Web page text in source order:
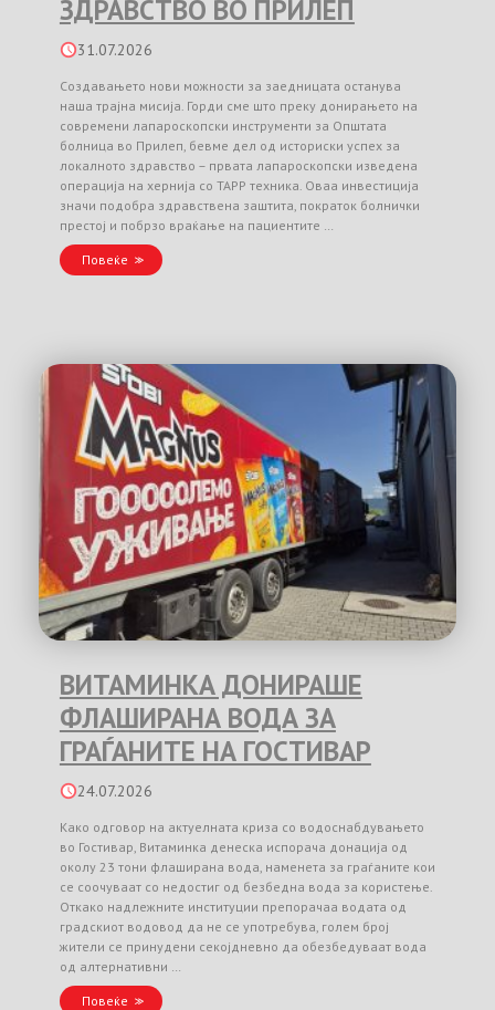
ЗДРАВСТВО ВО ПРИЛЕП
31.07.2026
Создавањето нови можности за заедницата останува
наша трајна мисија. Горди сме што преку донирањето на
современи лапароскопски инструменти за Општата
болница во Прилеп, бевме дел од историски успех за
локалното здравство – првата лапароскопски изведена
операција на хернија со TAPP техника. Оваа инвестиција
значи подобра здравствена заштита, пократок болнички
престој и побрзо враќање на пациентите …
Повеќе
ВИТАМИНКА ДОНИРАШЕ
ФЛАШИРАНА ВОДА ЗА
ГРАЃАНИТЕ НА ГОСТИВАР
24.07.2026
Како одговор на актуелната криза со водоснабдувањето
во Гостивар, Витаминка денеска испорача донација од
околу 23 тони флаширана вода, наменета за граѓаните кои
се соочуваат со недостиг од безбедна вода за користење.
Откако надлежните институции препорачаа водата од
градскиот водовод да не се употребува, голем број
жители се принудени секојдневно да обезбедуваат вода
од алтернативни …
Повеќе